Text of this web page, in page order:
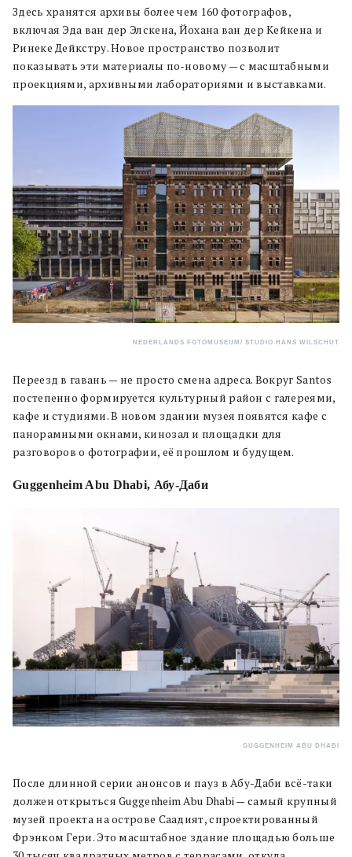
Здесь хранятся архивы более чем 160 фотографов,
включая Эда ван дер Элскена, Йохана ван дер Кейкена и
Ринеке Дейкстру. Новое пространство позволит
показывать эти материалы по-новому — с масштабными
проекциями, архивными лабораториями и выставками.
NEDERLANDS FOTOMUSEUM/ STUDIO HANS WILSCHUT
Переезд в гавань — не просто смена адреса. Вокруг Santos
постепенно формируется культурный район с галереями,
кафе и студиями. В новом здании музея появятся кафе с
панорамными окнами, кинозал и площадки для
разговоров о фотографии, её прошлом и будущем.
Guggenheim Abu Dhabi, Абу-Даби
GUGGENHEIM ABU DHABI
После длинной серии анонсов и пауз в Абу-Даби всё-таки
должен открыться Guggenheim Abu Dhabi — самый крупный
музей проекта на острове Саадият, спроектированный
Фрэнком Гери. Это масштабное здание площадью больше